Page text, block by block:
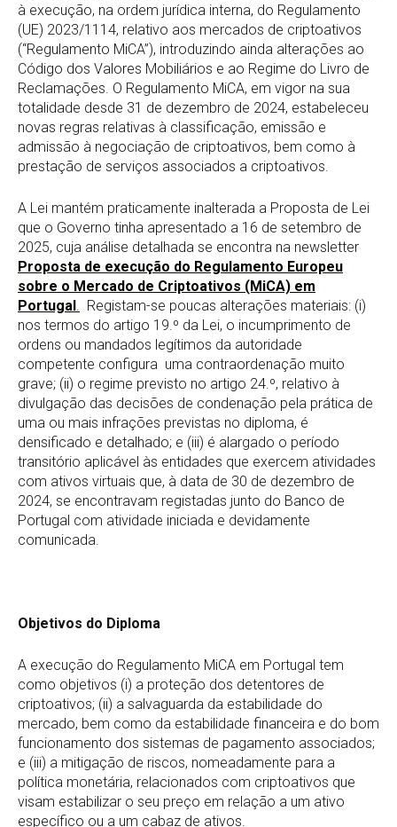
à execução, na ordem jurídica interna, do Regulamento
(UE) 2023/1114, relativo aos mercados de criptoativos
(“Regulamento MiCA”), introduzindo ainda alterações ao
Código dos Valores Mobiliários e ao Regime do Livro de
Reclamações. O Regulamento MiCA, em vigor na sua
totalidade desde 31 de dezembro de 2024, estabeleceu
novas regras relativas à classificação, emissão e
admissão à negociação de criptoativos, bem como à
prestação de serviços associados a criptoativos.
A Lei mantém praticamente inalterada a Proposta de Lei
que o Governo tinha apresentado a 16 de setembro de
2025, cuja análise detalhada se encontra na newsletter
Proposta de execução do Regulamento Europeu
sobre o Mercado de Criptoativos (MiCA) em
Portugal. Registam-se poucas alterações materiais: (i)
nos termos do artigo 19.º da Lei, o incumprimento de
ordens ou mandados legítimos da autoridade
competente configura uma contraordenação muito
grave; (ii) o regime previsto no artigo 24.º, relativo à
divulgação das decisões de condenação pela prática de
uma ou mais infrações previstas no diploma, é
densificado e detalhado; e (iii) é alargado o período
transitório aplicável às entidades que exercem atividades
com ativos virtuais que, à data de 30 de dezembro de
2024, se encontravam registadas junto do Banco de
Portugal com atividade iniciada e devidamente
comunicada.
Objetivos do Diploma
A execução do Regulamento MiCA em Portugal tem
como objetivos (i) a proteção dos detentores de
criptoativos; (ii) a salvaguarda da estabilidade do
mercado, bem como da estabilidade financeira e do bom
funcionamento dos sistemas de pagamento associados;
e (iii) a mitigação de riscos, nomeadamente para a
política monetária, relacionados com criptoativos que
visam estabilizar o seu preço em relação a um ativo
específico ou a um cabaz de ativos.